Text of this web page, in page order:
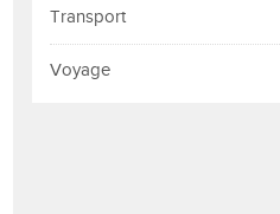
Transport
Voyage